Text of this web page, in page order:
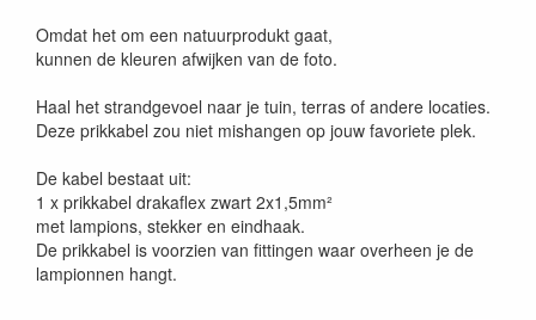
Omdat het om een natuurprodukt gaat,
kunnen de kleuren afwijken van de foto.
Haal het strandgevoel naar je tuin, terras of andere locaties.
Deze prikkabel zou niet mishangen op jouw favoriete plek.
De kabel bestaat uit:
1 x prikkabel drakaflex zwart 2x1,5mm²
met lampions, stekker en eindhaak.
De prikkabel is voorzien van fittingen waar overheen je de
lampionnen hangt.